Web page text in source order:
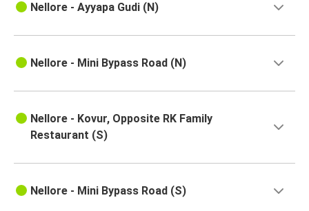
Nellore - Ayyapa Gudi (N)
Nellore - Mini Bypass Road (N)
Nellore - Kovur, Opposite RK Family
Restaurant (S)
Nellore - Mini Bypass Road (S)